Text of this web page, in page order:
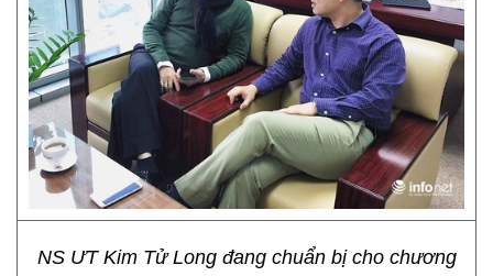
NS ƯT Kim Tử Long đang chuẩn bị cho chương